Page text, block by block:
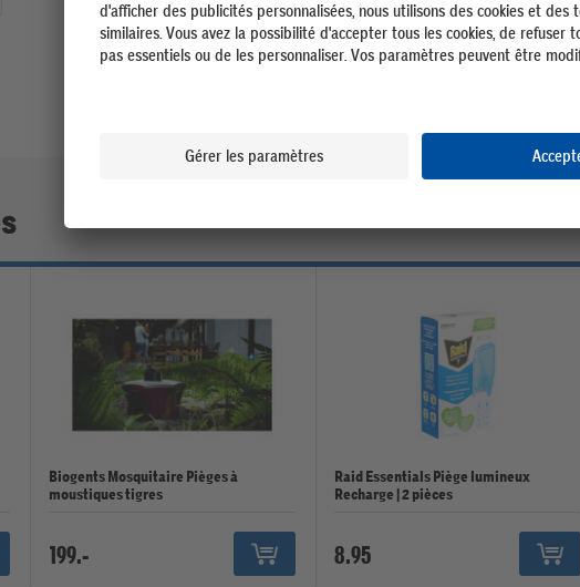
Finito Spirale anti-moustiques avec
pot en argile Vert
Finito Spray anti-guêpes
Biogents Mosquitaire Pièges à
moustiques tigres
199.-
Raid Essentials Piège lumineux
Recharge | 2 pièces
8.95